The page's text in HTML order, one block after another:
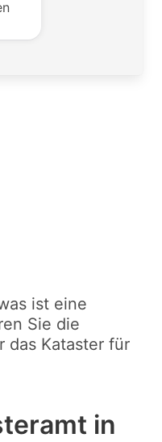
ist eine
Sie die
das Kataster für
in